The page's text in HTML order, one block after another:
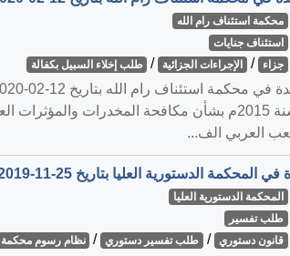
محكمة استئناف رام الله
استئناف جنايات
جزاء / الإجراءات الجزائية / طلب إخلاء السبيل بكفالة
من قرار بقانون رقم (18) لسنة 2015م بشأن مكافحة
العربي الف...
المحكمة الدستورية العليا
طلب تفسير
قانون دستوري / طلب تفسير دستوري / نظام رسوم محكمة